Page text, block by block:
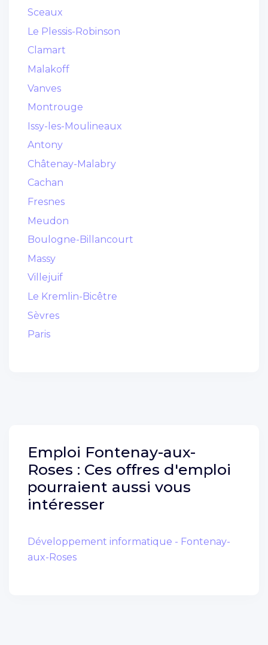
Sceaux
Le Plessis-Robinson
Clamart
Malakoff
Vanves
Montrouge
Issy-les-Moulineaux
Antony
Châtenay-Malabry
Cachan
Fresnes
Meudon
Boulogne-Billancourt
Massy
Villejuif
Le Kremlin-Bicêtre
Sèvres
Paris
Emploi Fontenay-aux-
Roses : Ces offres d'emploi
pourraient aussi vous
intéresser
Développement informatique - Fontenay-
aux-Roses